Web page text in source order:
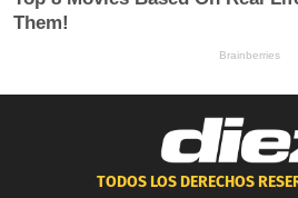
TODOS LOS DERECHOS